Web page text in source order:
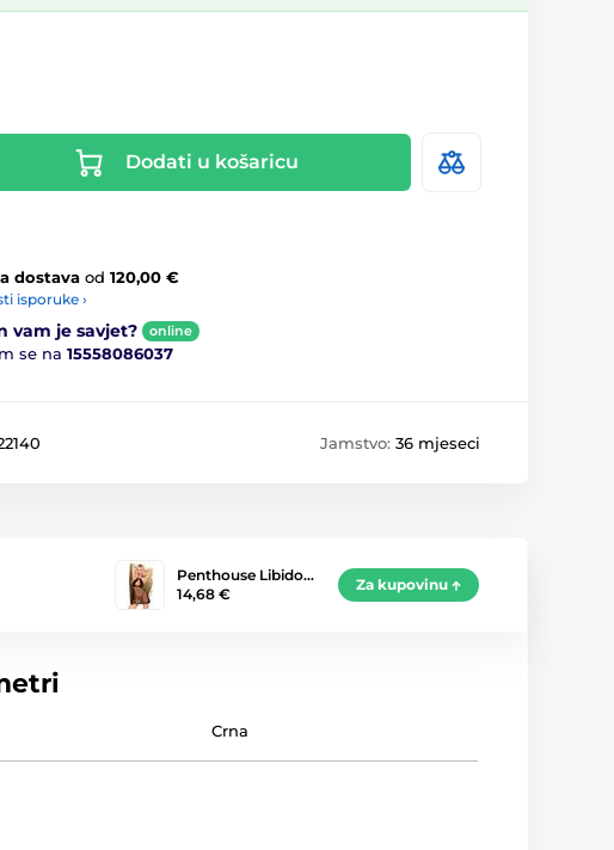
Dodati u košaricu
dostava od 120,00 €
isporuke ›
vam je savjet? online
se na 15558086037
Jamstvo: 36 mjeseci
Penthouse Libido…
14,68 €
Za kupovinu
Crna